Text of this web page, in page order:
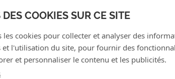
DES COOKIES SUR CE SITE
les cookies pour collecter et analyser des
et l'utilisation du site, pour fournir des
et personnaliser le contenu et les publicités.
ce que vous cherchez ? Sur
un ruban aumotif standard. Ce
vos rubans. Ceci peut être fait